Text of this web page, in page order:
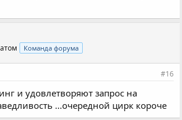
Команда форума
#16
и удовлетворяют запрос на
...очередной цирк короче